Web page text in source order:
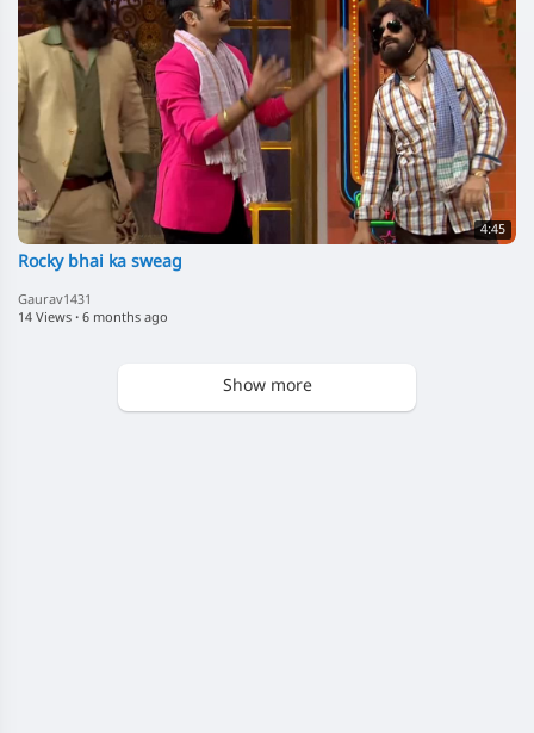
4:45
Rocky bhai ka sweag
Gaurav1431
14 Views · 6 months ago
Show more